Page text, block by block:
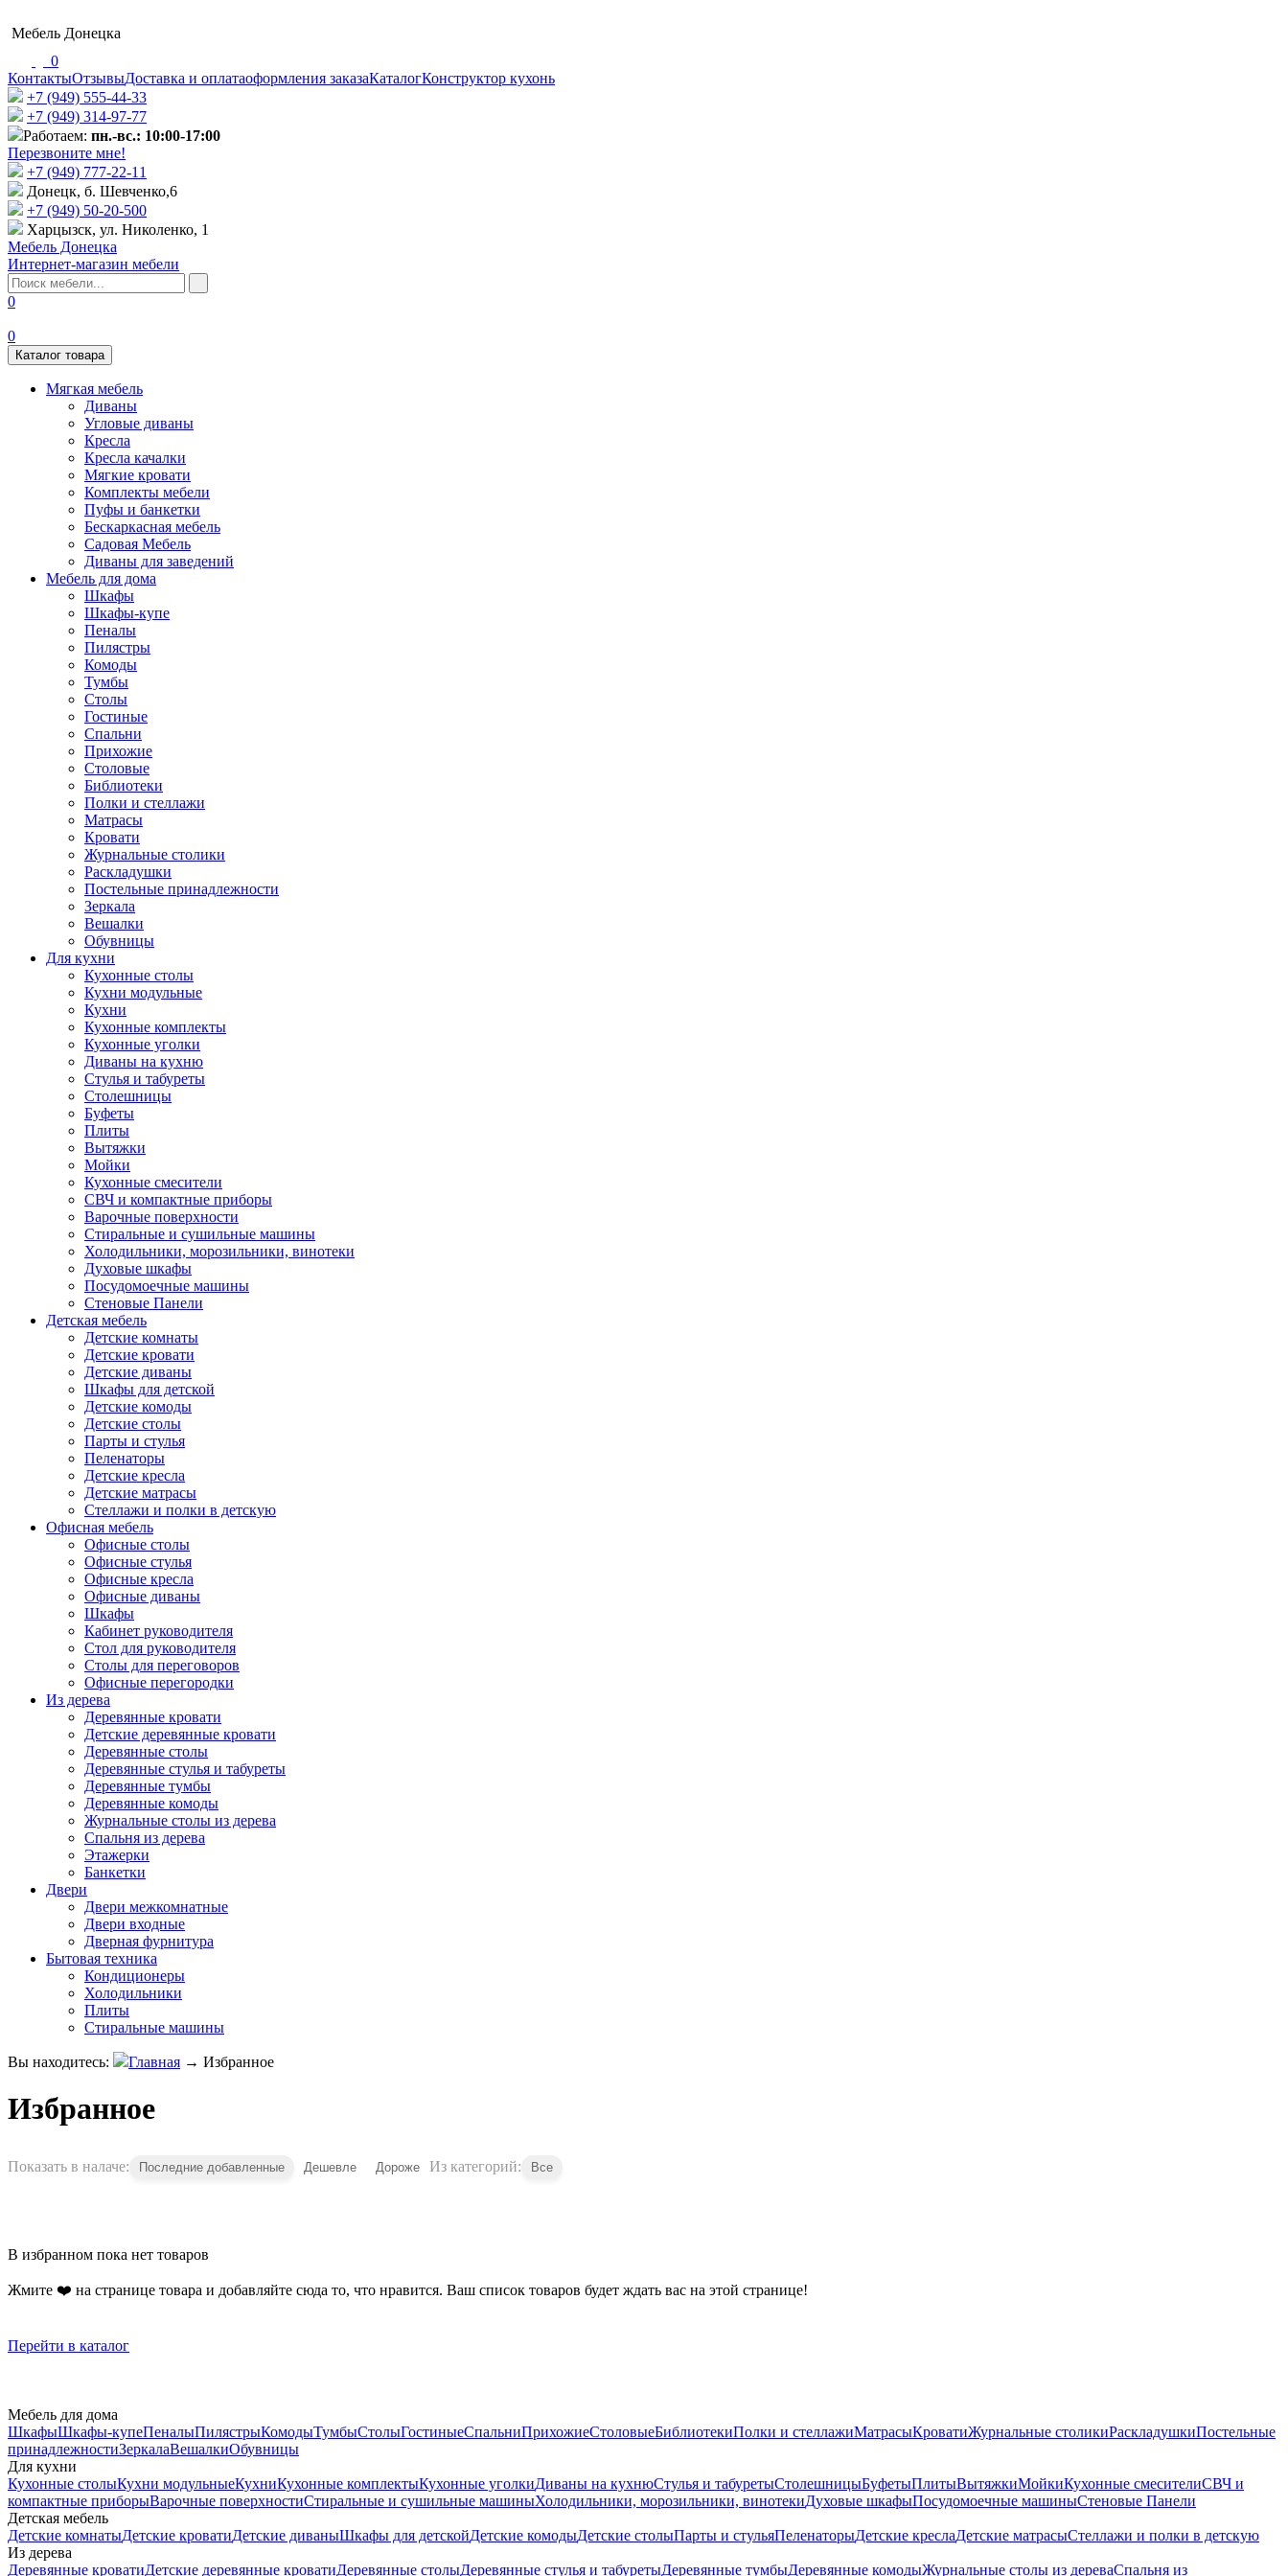
Мебель Донецка
0
КонтактыОтзывыДоставка и оплатаоформления заказаКаталогКонструктор кухонь
+7 (949) 555-44-33
+7 (949) 314-97-77
Работаем: пн.-вс.: 10:00-17:00
Перезвоните мне!
+7 (‎949) 777-22-11
Донецк, б. Шевченко,6
+7 (949) 50-20-500
Харцызск, ул. Николенко, 1
Мебель Донецка
Интернет-магазин мебели
0
0
Каталог товара
Мягкая мебель
Диваны
Угловые диваны
Кресла
Кресла качалки
Мягкие кровати
Комплекты мебели
Пуфы и банкетки
Бескаркасная мебель
Садовая Мебель
Диваны для заведений
Мебель для дома
Шкафы
Шкафы-купе
Пеналы
Пилястры
Комоды
Тумбы
Столы
Гостиные
Спальни
Прихожие
Столовые
Библиотеки
Полки и стеллажи
Матрасы
Кровати
Журнальные столики
Раскладушки
Постельные принадлежности
Зеркала
Вешалки
Обувницы
Для кухни
Кухонные столы
Кухни модульные
Кухни
Кухонные комплекты
Кухонные уголки
Диваны на кухню
Стулья и табуреты
Столешницы
Буфеты
Плиты
Вытяжки
Мойки
Кухонные смесители
СВЧ и компактные приборы
Варочные поверхности
Стиральные и сушильные машины
Холодильники, морозильники, винотеки
Духовые шкафы
Посудомоечные машины
Стеновые Панели
Детская мебель
Детские комнаты
Детские кровати
Детские диваны
Шкафы для детской
Детские комоды
Детские столы
Парты и стулья
Пеленаторы
Детские кресла
Детские матрасы
Стеллажи и полки в детскую
Офисная мебель
Офисные столы
Офисные стулья
Офисные кресла
Офисные диваны
Шкафы
Кабинет руководителя
Стол для руководителя
Столы для переговоров
Офисные перегородки
Из дерева
Деревянные кровати
Детские деревянные кровати
Деревянные столы
Деревянные стулья и табуреты
Деревянные тумбы
Деревянные комоды
Журнальные столы из дерева
Спальня из дерева
Этажерки
Банкетки
Двери
Двери межкомнатные
Двери входные
Дверная фурнитура
Бытовая техника
Кондиционеры
Холодильники
Плиты
Стиральные машины
Вы находитесь: Главная → Избранное
Избранное
Показать в налаче: Последние добавленные Дешевле Дороже Из категорий: Все
В избранном пока нет товаров
Жмите ❤️ на странице товара и добавляйте сюда то, что нравится. Ваш список товаров будет ждать вас на этой странице!
Перейти в каталог
Мебель для дома
ШкафыШкафы-купеПеналыПилястрыКомодыТумбыСтолыГостиныеСпальниПрихожиеСтоловыеБиблиотекиПолки и стеллажиМатрасыКроватиЖурнальные столикиРаскладушкиПостельные
принадлежностиЗеркалаВешалкиОбувницы
Для кухни
Кухонные столыКухни модульныеКухниКухонные комплектыКухонные уголкиДиваны на кухнюСтулья и табуретыСтолешницыБуфетыПлитыВытяжкиМойкиКухонные смесителиСВЧ и
компактные приборыВарочные поверхностиСтиральные и сушильные машиныХолодильники, морозильники, винотекиДуховые шкафыПосудомоечные машиныСтеновые Панели
Детская мебель
Детские комнатыДетские кроватиДетские диваныШкафы для детскойДетские комодыДетские столыПарты и стульяПеленаторыДетские креслаДетские матрасыСтеллажи и полки в детскую
Из дерева
Деревянные кроватиДетские деревянные кроватиДеревянные столыДеревянные стулья и табуретыДеревянные тумбыДеревянные комодыЖурнальные столы из дереваСпальня из